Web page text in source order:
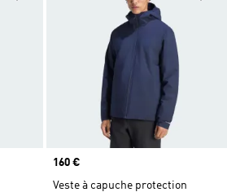
Prix
160 €
Veste à capuche protection